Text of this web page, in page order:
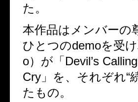
た。
本作品はメンバーの
ひとつのdemoを受
o）が「Devil’s
Cry」を、それぞれ“
たもの。